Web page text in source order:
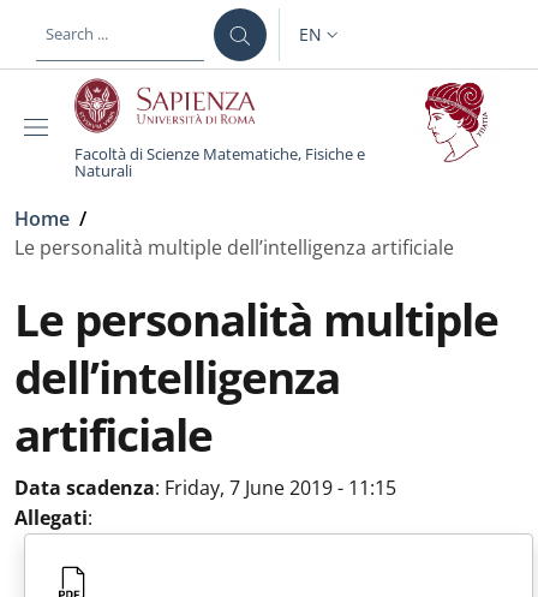
LANGUAGE SWITCHER:
EN
Facoltà di Scienze Matematiche, Fisiche e
Naturali
Breadcrumb
Home /
Le personalità multiple dell’intelligenza artificiale
Le personalità multiple
dell’intelligenza
artificiale
Data scadenza: Friday, 7 June 2019 - 11:15
Allegati: